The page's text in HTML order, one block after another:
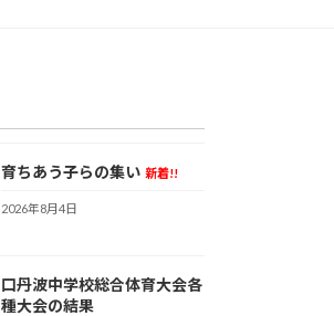
育ちあう子らの集い 新着!!
2026年8月4日
口丹波中学校総合体育大会各
種大会の結果